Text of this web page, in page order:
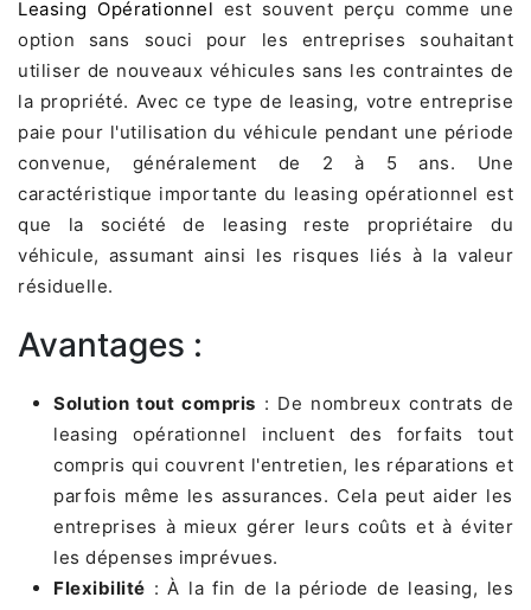
Leasing Opérationnel est souvent perçu comme une
option sans souci pour les entreprises souhaitant
utiliser de nouveaux véhicules sans les contraintes de
la propriété. Avec ce type de leasing, votre entreprise
paie pour l'utilisation du véhicule pendant une période
convenue, généralement de 2 à 5 ans. Une
caractéristique importante du leasing opérationnel est
que la société de leasing reste propriétaire du
véhicule, assumant ainsi les risques liés à la valeur
résiduelle.
Avantages :
Solution tout compris : De nombreux contrats de
leasing opérationnel incluent des forfaits tout
compris qui couvrent l'entretien, les réparations et
parfois même les assurances. Cela peut aider les
entreprises à mieux gérer leurs coûts et à éviter
les dépenses imprévues.
Flexibilité : À la fin de la période de leasing, les